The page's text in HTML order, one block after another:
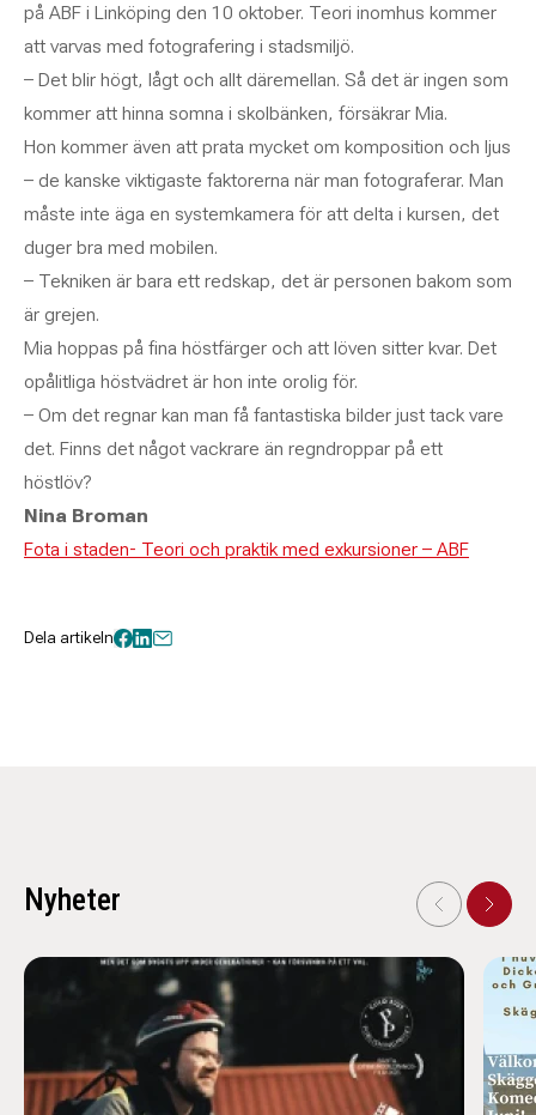
på ABF i Linköping den 10 oktober. Teori inomhus kommer
att varvas med fotografering i stadsmiljö.
– Det blir högt, lågt och allt däremellan. Så det är ingen som
kommer att hinna somna i skolbänken, försäkrar Mia.
Hon kommer även att prata mycket om komposition och ljus
– de kanske viktigaste faktorerna när man fotograferar. Man
måste inte äga en systemkamera för att delta i kursen, det
duger bra med mobilen.
– Tekniken är bara ett redskap, det är personen bakom som
är grejen.
Mia hoppas på fina höstfärger och att löven sitter kvar. Det
opålitliga höstvädret är hon inte orolig för.
– Om det regnar kan man få fantastiska bilder just tack vare
det. Finns det något vackrare än regndroppar på ett
höstlöv?
Nina Broman
Fota i staden- Teori och praktik med exkursioner – ABF
Dela artikeln
Nyheter